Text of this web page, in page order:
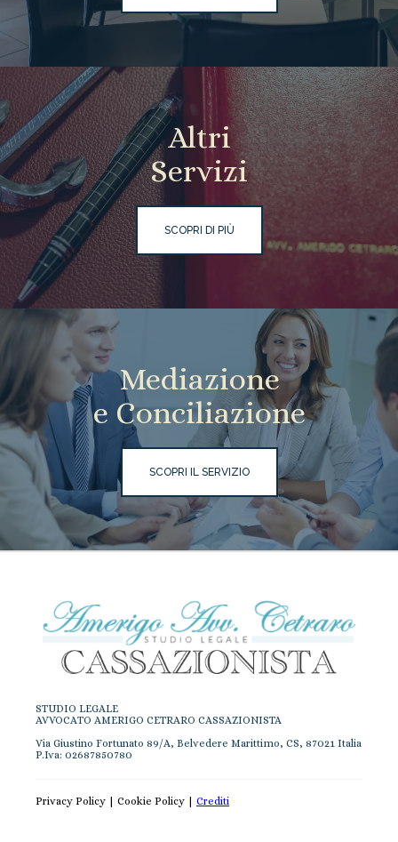
Altri
Servizi
SCOPRI DI PIÙ
Mediazione
e Conciliazione
SCOPRI IL SERVIZIO
STUDIO LEGALE
AVVOCATO AMERIGO CETRARO CASSAZIONISTA
Via Giustino Fortunato 89/A, Belvedere Marittimo, CS, 87021 Italia
P.Iva: 02687850780
Privacy Policy | Cookie Policy | Crediti